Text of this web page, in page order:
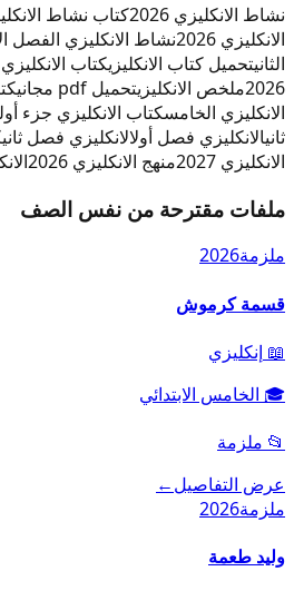
نشاط الانكليزي 2026
كتاب نشاط الانكليزي
الانكليزي 2026
نشاط الانكليزي الفصل
الثانيتحميل كتاب الانكليزيكتاب الانكليزي pdf
2026ملخص الانكليزيتحميل pdf مجاني
الانكليزي الخامسكتاب الانكليزي جزء أول
ثانيالانكليزي فصل أولالانكليزي فصل ثاني
الانكليزي 2027
منهج الانكليزي 2026
ملفات مقترحة من نفس الصف
ملزمة2026
قسمة كرموش
📖 إنكليزي
🎓 الخامس الابتدائي
📂 ملزمة
عرض التفاصيل←
ملزمة2026
وليد طعمة